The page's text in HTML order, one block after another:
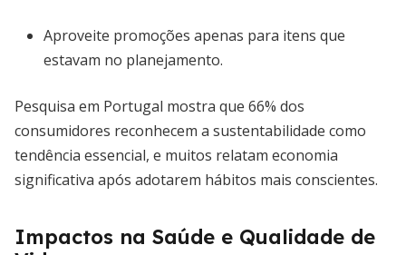
Aproveite promoções apenas para itens que
estavam no planejamento.
Pesquisa em Portugal mostra que 66% dos
consumidores reconhecem a sustentabilidade como
tendência essencial, e muitos relatam economia
significativa após adotarem hábitos mais conscientes.
Impactos na Saúde e Qualidade de